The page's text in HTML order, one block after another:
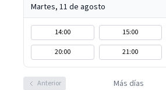
Martes, 11 de agosto
14:00 15:00
20:00
21:00
Anterior Más días